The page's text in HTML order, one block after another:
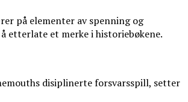
på elementer av spenning og
etterlate et merke i historiebøkene.
disiplinerte forsvarsspill, setter